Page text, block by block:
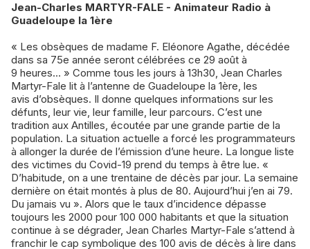
Jean-Charles MARTYR-FALE - Animateur Radio à
Guadeloupe la 1ère
« Les obsèques de madame F. Eléonore Agathe, décédée
dans sa 75e année seront célébrées ce 29 août à
9 heures… » Comme tous les jours à 13h30, Jean Charles
Martyr-Fale lit à l’antenne de Guadeloupe la 1ère, les
avis d’obsèques. Il donne quelques informations sur les
défunts, leur vie, leur famille, leur parcours. C’est une
tradition aux Antilles, écoutée par une grande partie de la
population. La situation actuelle a forcé les programmateurs
à allonger la durée de l’émission d’une heure. La longue liste
des victimes du Covid-19 prend du temps à être lue. «
D’habitude, on a une trentaine de décès par jour. La semaine
dernière on était montés à plus de 80. Aujourd’hui j’en ai 79.
Du jamais vu ». Alors que le taux d’incidence dépasse
toujours les 2000 pour 100 000 habitants et que la situation
continue à se dégrader, Jean Charles Martyr-Fale s’attend à
franchir le cap symbolique des 100 avis de décès à lire dans